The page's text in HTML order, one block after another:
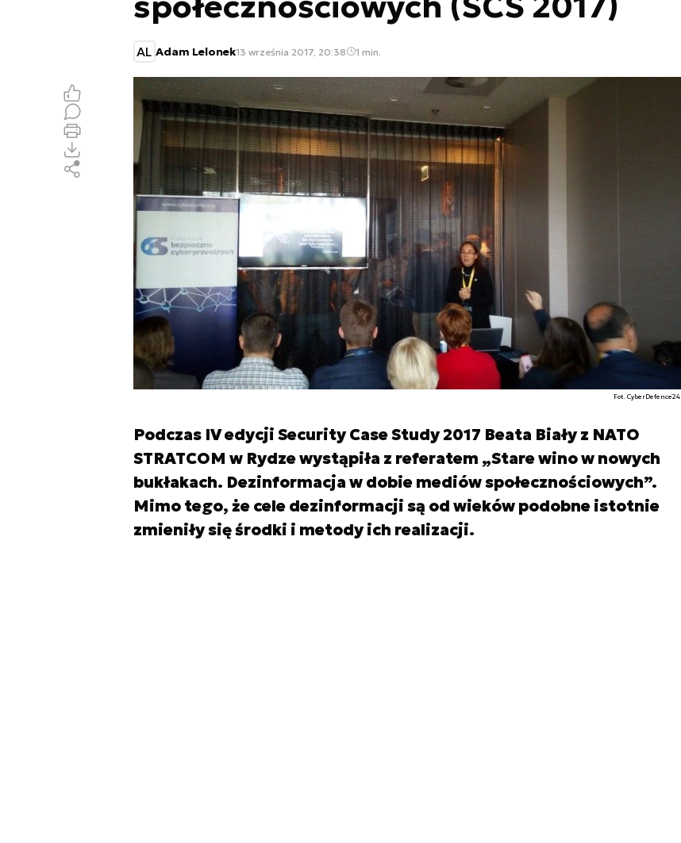
AL Adam Lelonek13 września 2017, 20:38 1 min.
Fot. CyberDefence24
Podczas IV edycji Security Case Study 2017 Beata Biały z NATO
STRATCOM w Rydze wystąpiła z referatem „Stare wino w nowych
bukłakach. Dezinformacja w dobie mediów społecznościowych”.
Mimo tego, że cele dezinformacji są od wieków podobne istotnie
zmieniły się środki i metody ich realizacji.